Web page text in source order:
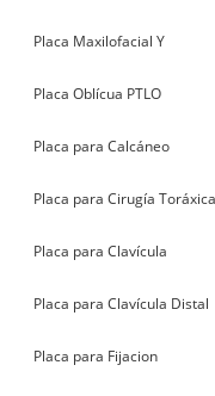
Placa Maxilofacial Y
Placa Oblícua PTLO
Placa para Calcáneo
Placa para Cirugía Toráxica
Placa para Clavícula
Placa para Clavícula Distal
Placa para Fijacion